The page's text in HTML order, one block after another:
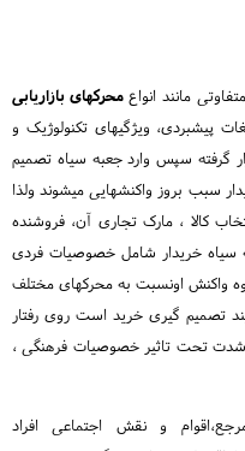
مانند انواعمحرکهای بازاریابی
پیشبردی، ویژگیهای تکنولوژیک و
گرفته سپس وارد جعبه سیاه تصمیم
سبب بروز واکنشهایی میشوند ولذا
کالا ، مارک تجاری آن، فروشنده
سیاه خریدار شامل خصوصیات فردی
واکنش اونسبت به محرکهای مختلف
تصمیم گیری خرید است روی رفتار
شدت تحت تاثیر خصوصیات فرهنگی ،
و نقش اجتماعی افراد